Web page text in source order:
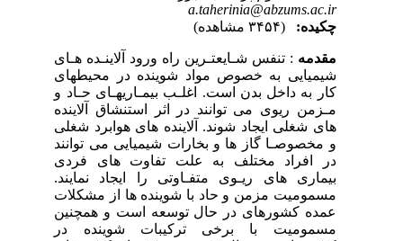
a.taherinia@abzums.ac.ir
چکیده:
مقدمه: تنفس شـایعتـرین راه ورود آلاینـده هـای
شیمیایی به خصوص مواد شوینده در محیطهای
کار به داخل بدن است. اغلـب بیمـاریهـای حـاد و
مـزمن ریوی می توانند در اثر استنشاق آلاینده
های شغلی ایجاد شوند. آلاینده های هوابرد شغلی
و مخصوصـا گاز ها و بخارات شیمیایی می توانند
در افراد مختلف به علت تفاوت های فردی
بیماری های ریـوی متفـاوتی را ایجاد نمایند.
مسمومیت مزمن و حاد با شوینده ها از مشکلات
عمده کشورهای در حال توسعه است و همچنین
مسمومیت با برخی ترکیبات شوینده در